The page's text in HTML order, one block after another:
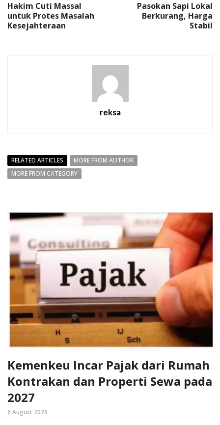
Hakim Cuti Massal
untuk Protes Masalah
Kesejahteraan
Pasokan Sapi Lokal
Berkurang, Harga
Stabil
reksa
RELATED ARTICLES
MORE FROM AUTHOR
MORE FROM CATEGORY
Kemenkeu Incar Pajak dari Rumah
Kontrakan dan Properti Sewa pada
2027
6 August 2026